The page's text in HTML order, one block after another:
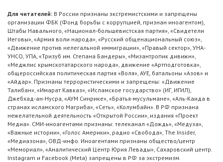
Для читателей: В России признаны экстремистскими и запрещены
организации ФБК (Фонд борьбы с коррупцией, признан иноагентом),
Штабы Навального, «Национал-большевистская партия», «Свидетели
Иеговы», «Армия воли народа», «Русский общенациональный союз»,
«Движение против нелегальной иммиграции», «Правый сектор», УНА-
УНСО, УПА, «Тризуб им. Степана Бандеры», «Мизантропик дивижн»,
«Меджлис крымскотатарского народа», движение «Артподготовка»,
общероссийская политическая партия «Воля», АУЕ, батальоны «Азов» и
«Айдар». Признаны террористическими и запрещены: «Движение
Талибан», «Имарат Кавказ», «Исламское государство» (ИГ, ИГИЛ),
Джебхад-ан-Нусра, «АУМ Синрике», «Братья-мусульмане», «Аль-Каида в
странах исламского Магриба», «Сеть», «Колумбайн». В РФ признана
нежелательной деятельность «Открытой России», издания «Проект
Медиа». СМИ-иноагентами признаны: телеканал «Дождь», «Медуза»,
«Важные истории», «Голос Америки», радио «Свобода», The Insider,
«Медиазона», ОВД-инфо. Иноагентами признаны общество/центр
«Мемориал», «Аналитический Центр Юрия Левады», Сахаровский центр.
Instagram и Facebook (Metа) запрещены в РФ за экстремизм.